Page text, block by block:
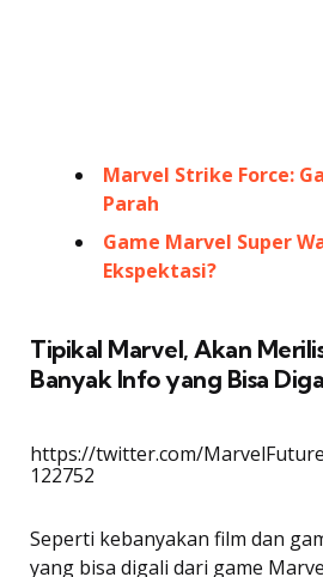
Marvel Strike Force:
Parah
Game Marvel Super
Ekspektasi?
Tipikal Marvel, Akan
Banyak Info yang Bisa
https://twitter.com/
122752
Seperti kebanyakan film dan
yang bisa digali dari game